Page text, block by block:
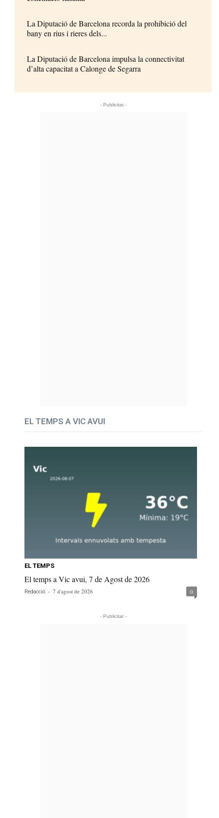
La Diputació de Barcelona recorda la prohibició del
bany en rius i rieres dels...
La Diputació de Barcelona impulsa la connectivitat
d’alta capacitat a Calonge de Segarra
- Publicitat -
EL TEMPS A VIC AVUI
EL TEMPS
El temps a Vic avui, 7 de Agost de 2026
Redacció - 7 d'agost de 2026 0
- Publicitat -